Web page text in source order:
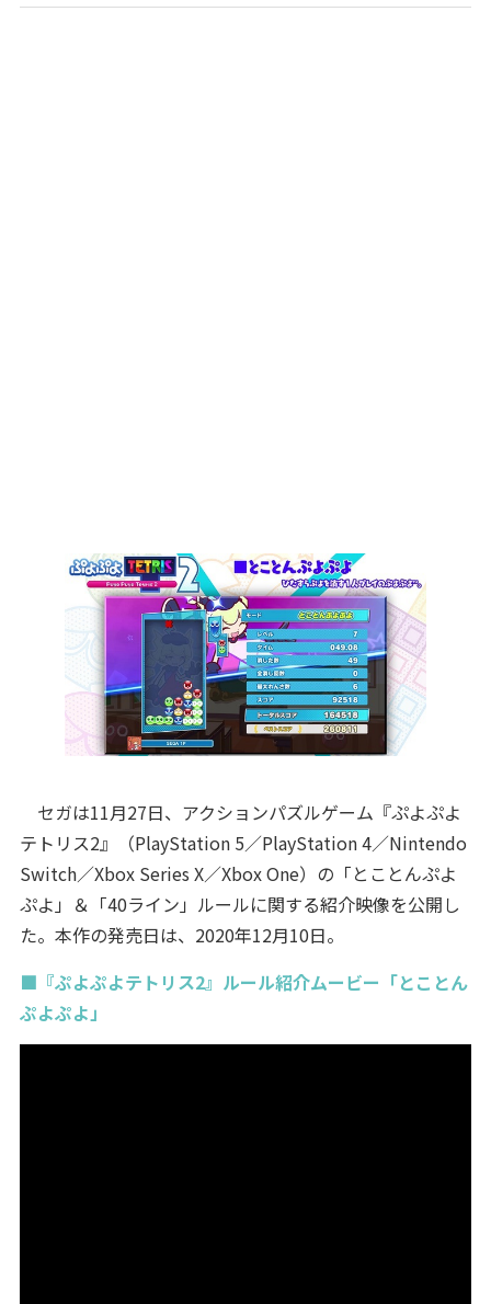
セガは11月27日、アクションパズルゲーム『ぷよぷよ
テトリス2』（PlayStation 5／PlayStation 4／Nintendo
Switch／Xbox Series X／Xbox One）の「とことんぷよ
ぷよ」＆「40ライン」ルールに関する紹介映像を公開し
た。本作の発売日は、2020年12月10日。
■『ぷよぷよテトリス2』ルール紹介ムービー「とことん
ぷよぷよ」